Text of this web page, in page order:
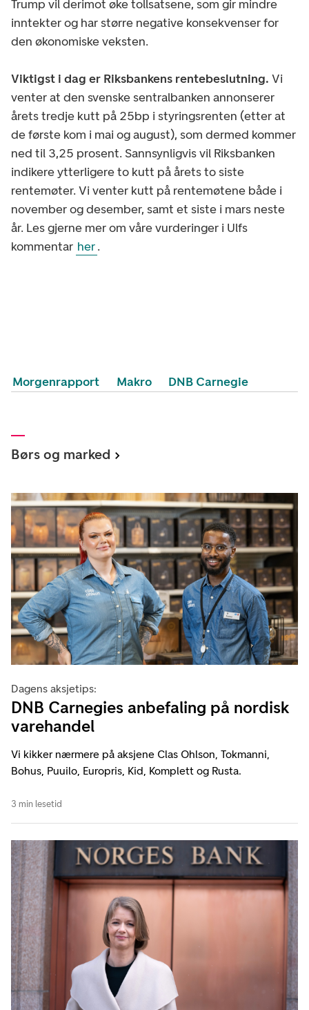
Trump vil derimot øke tollsatsene, som gir mindre
inntekter og har større negative konsekvenser for
den økonomiske veksten.
Viktigst i dag er Riksbankens rentebeslutning. Vi
venter at den svenske sentralbanken annonserer
årets tredje kutt på 25bp i styringsrenten (etter at
de første kom i mai og august), som dermed kommer
ned til 3,25 prosent. Sannsynligvis vil Riksbanken
indikere ytterligere to kutt på årets to siste
rentemøter. Vi venter kutt på rentemøtene både i
november og desember, samt et siste i mars neste
år. Les gjerne mer om våre vurderinger i Ulfs
kommentar her.
Morgenrapport Makro DNB Carnegie
Børs og marked
Dagens aksjetips:
DNB Carnegies anbefaling på nordisk
varehandel
Vi kikker nærmere på aksjene Clas Ohlson, Tokmanni,
Bohus, Puuilo, Europris, Kid, Komplett og Rusta.
3 min lesetid